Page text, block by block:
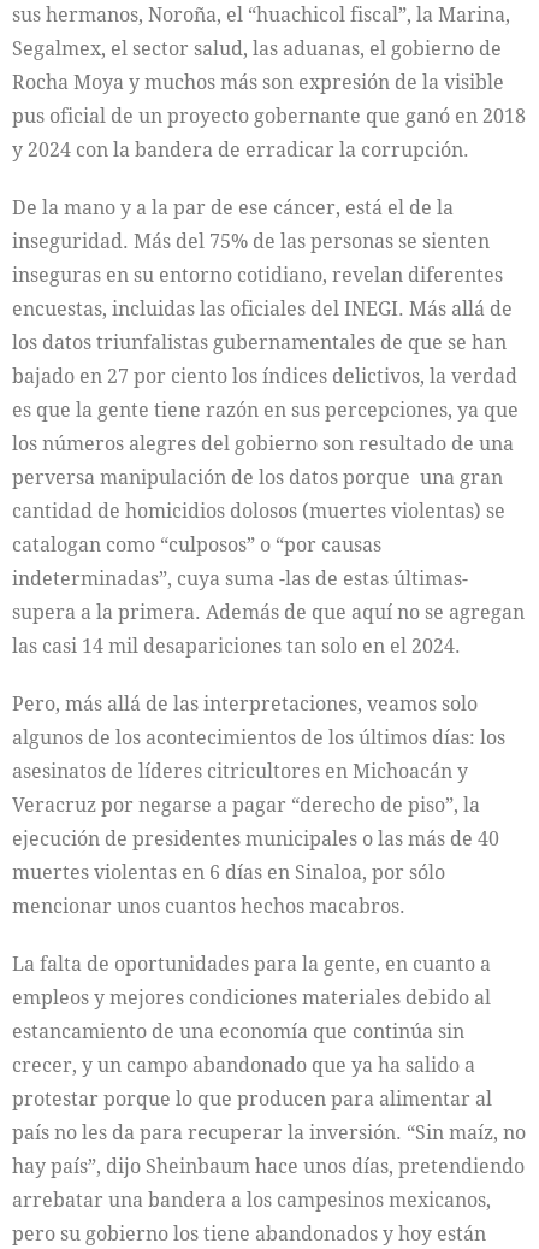
sus hermanos, Noroña, el “huachicol fiscal”, la Marina,
Segalmex, el sector salud, las aduanas, el gobierno de
Rocha Moya y muchos más son expresión de la visible
pus oficial de un proyecto gobernante que ganó en 2018
y 2024 con la bandera de erradicar la corrupción.
De la mano y a la par de ese cáncer, está el de la
inseguridad. Más del 75% de las personas se sienten
inseguras en su entorno cotidiano, revelan diferentes
encuestas, incluidas las oficiales del INEGI. Más allá de
los datos triunfalistas gubernamentales de que se han
bajado en 27 por ciento los índices delictivos, la verdad
es que la gente tiene razón en sus percepciones, ya que
los números alegres del gobierno son resultado de una
perversa manipulación de los datos porque una gran
cantidad de homicidios dolosos (muertes violentas) se
catalogan como “culposos” o “por causas
indeterminadas”, cuya suma -las de estas últimas-
supera a la primera. Además de que aquí no se agregan
las casi 14 mil desapariciones tan solo en el 2024.
Pero, más allá de las interpretaciones, veamos solo
algunos de los acontecimientos de los últimos días: los
asesinatos de líderes citricultores en Michoacán y
Veracruz por negarse a pagar “derecho de piso”, la
ejecución de presidentes municipales o las más de 40
muertes violentas en 6 días en Sinaloa, por sólo
mencionar unos cuantos hechos macabros.
La falta de oportunidades para la gente, en cuanto a
empleos y mejores condiciones materiales debido al
estancamiento de una economía que continúa sin
crecer, y un campo abandonado que ya ha salido a
protestar porque lo que producen para alimentar al
país no les da para recuperar la inversión. “Sin maíz, no
hay país”, dijo Sheinbaum hace unos días, pretendiendo
arrebatar una bandera a los campesinos mexicanos,
pero su gobierno los tiene abandonados y hoy están